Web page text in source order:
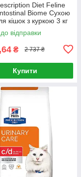
Diet Feline
Biome Сухою
кішок з куркою 3 кг
відправки
₴ 2 737 ₴
Купити